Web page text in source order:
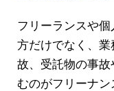
フリーランスや
方だけでなく、
故、受託物の事
むのがフリーナン